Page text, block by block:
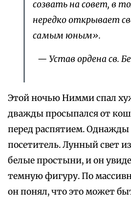
созвать на совет, в
нередко открывает
самым юным».
— Устав ордена св.
Этой ночью Нимми спал
дважды просыпался от
перед распятием. Однажды
посетитель. Лунный свет
белые простыни, и он
темную фигуру. По
он понял, что это может